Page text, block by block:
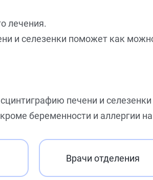
лечения.
и селезенки поможет как
печени и
беременности и аллергии
Врачи отделения